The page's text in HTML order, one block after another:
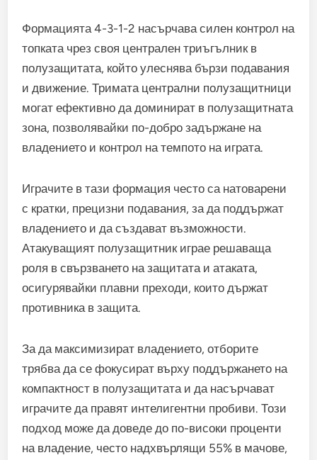
Формацията 4-3-1-2 насърчава силен контрол на
топката чрез своя централен триъгълник в
полузащитата, който улеснява бързи подавания
и движение. Тримата централни полузащитници
могат ефективно да доминират в полузащитната
зона, позволявайки по-добро задържане на
владението и контрол на темпото на играта.
Играчите в тази формация често са натоварени
с кратки, прецизни подавания, за да поддържат
владението и да създават възможности.
Атакуващият полузащитник играе решаваща
роля в свързването на защитата и атаката,
осигурявайки плавни преходи, които държат
противника в защита.
За да максимизират владението, отборите
трябва да се фокусират върху поддържането на
компактност в полузащитата и да насърчават
играчите да правят интелигентни пробиви. Този
подход може да доведе до по-високи проценти
на владение, често надхвърлящи 55% в мачове,